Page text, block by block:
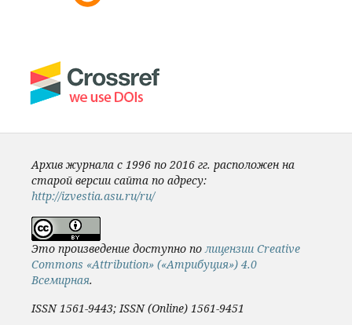
Архив журнала с 1996 по 2016 гг. расположен на
старой версии сайта по адресу:
http://izvestia.asu.ru/ru/
Это произведение доступно полицензии Creative
Commons «Attribution» («Атрибуция») 4.0
Всемирная.
ISSN 1561-9443; ISSN (Online) 1561-9451